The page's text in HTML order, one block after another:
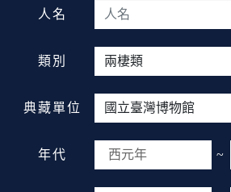
人名
類別
典藏單位
年代 ~